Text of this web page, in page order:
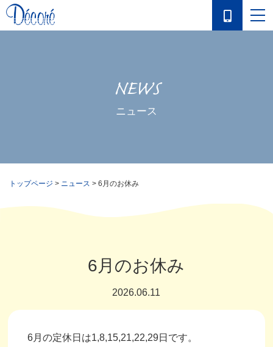
NEWS
ニュース
トップページ > ニュース > 6月のお休み
6月のお休み
2026.06.11
6月の定休日は1,8,15,21,22,29日です。